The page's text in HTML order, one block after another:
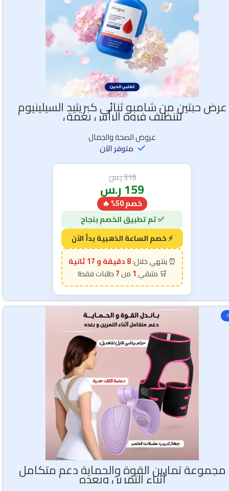
عرض حبتين من شامبو ثنائي كبريتيد السيلينيوم
لتنظيف فروة الرأس بعمق
عروض الصحة والجمال
متوفر الآن
319ر.س
159ر.س
خصم 50% 🔥
8 دقيقة و 15 ثانية
1
7
-
مجموعة تمارين القوة والحماية دعم متكامل
أثناء التمرين وبعده